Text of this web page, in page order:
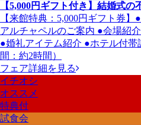
【5,000円ギフト付き】結婚式
【来館特典：5,000円ギフト券
アルチャペルのご案内 ●会場紹
●婚礼アイテム紹介 ●ホテル付
間：約2時間）
フェア詳細を見る
イチオシ
オススメ
特典付
試食会